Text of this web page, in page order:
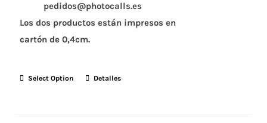
pedidos@photocalls.es
Los dos productos están impresos en
cartón de 0,4cm.
Select Option Detalles